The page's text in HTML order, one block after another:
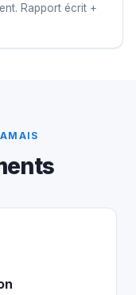
Rapport écrit +